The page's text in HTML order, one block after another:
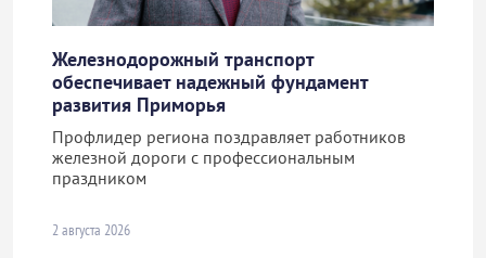
Железнодорожный транспорт
обеспечивает надежный фундамент
развития Приморья
Профлидер региона поздравляет работников
железной дороги с профессиональным
праздником
2 августа 2026